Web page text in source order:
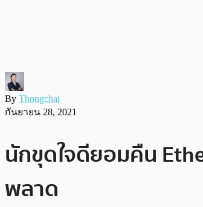
By Thongchai
กันยายน 28, 2021
นักขุดใจดียอมคืน
พลาด